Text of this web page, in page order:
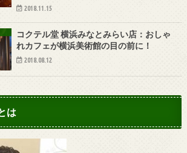
2018.11.15
コクテル堂 横浜みなとみらい店：おしゃ
れカフェが横浜美術館の目の前に！
2018.08.12
は